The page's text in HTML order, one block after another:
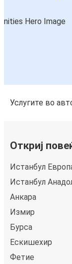
Услугите во
Откриј
Истанбул
Истанбул
Анкара
Измир
Бурса
Ескишехир
Фетие